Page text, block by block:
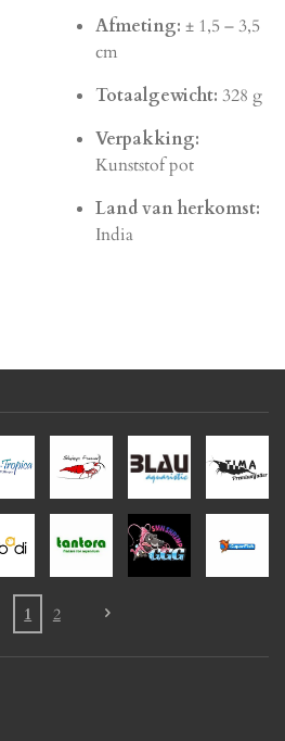
Afmeting: ± 1,5 – 3,5
cm
Totaalgewicht: 328 g
Verpakking:
Kunststof pot
Land van herkomst:
India
1 2